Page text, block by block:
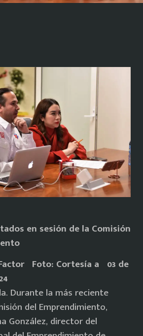
en sesión de la Comisión
Foto: Cortesía a 03 de
Durante la más reciente
del Emprendimiento,
González, director del